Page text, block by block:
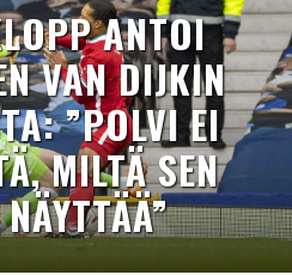
ANTOI
VAN DIJKIN
”POLVI EI
MILTÄ SEN